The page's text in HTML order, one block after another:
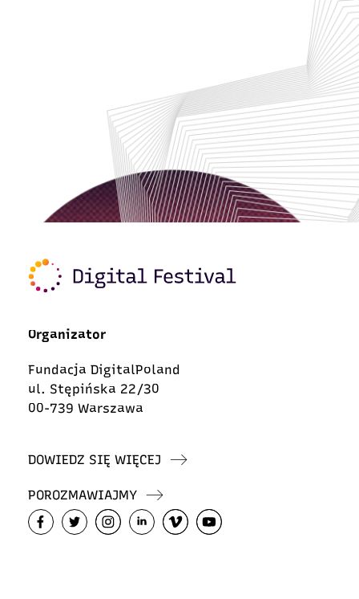
Organizator
Fundacja DigitalPoland
ul. Stępińska 22/30
00-739 Warszawa
DOWIEDZ SIĘ WIĘCEJ
POROZMAWIAJMY